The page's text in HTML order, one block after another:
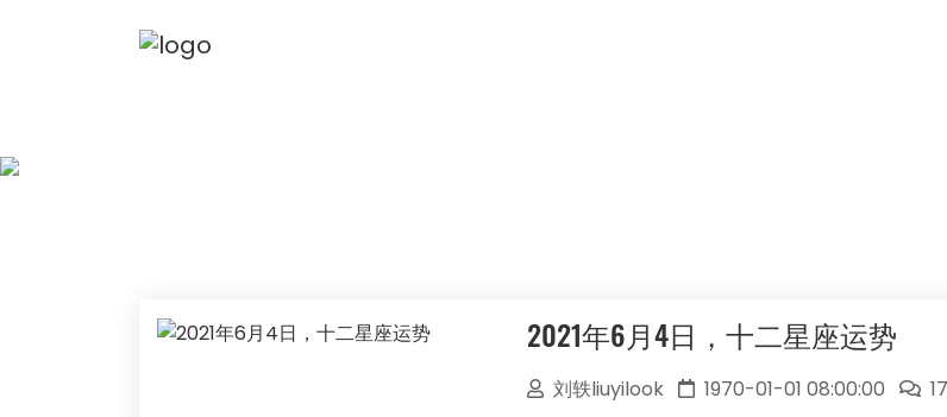
2021年6月4日，十二星座运势
刘轶liuyilook 1970-01-01 08:00:00